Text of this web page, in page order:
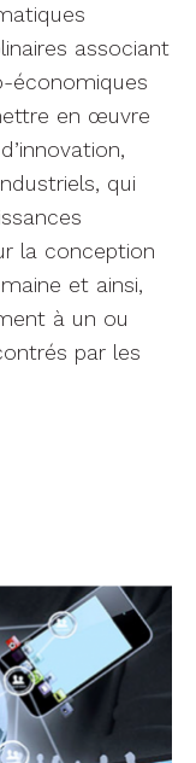
associant
économiques
en œuvre
qui
la conception
et ainsi,
à un ou
par les